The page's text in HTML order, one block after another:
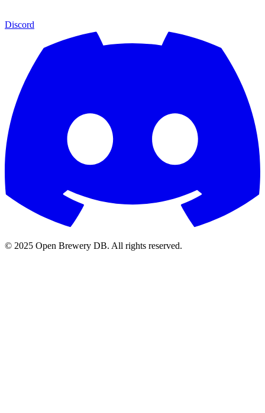
Discord
© 2025 Open Brewery DB. All rights reserved.